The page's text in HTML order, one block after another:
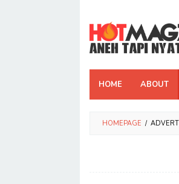
content
HOME ABOUT
HOMEPAGE /